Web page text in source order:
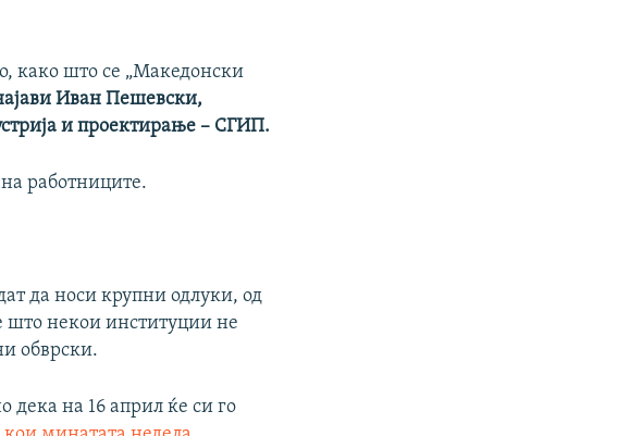
како што се „Македонски
Иван Пешевски,
и проектирање – СГИП.
работниците.
да носи крупни одлуки, од
што некои институции не
обврски.
дека на 16 април ќе си го